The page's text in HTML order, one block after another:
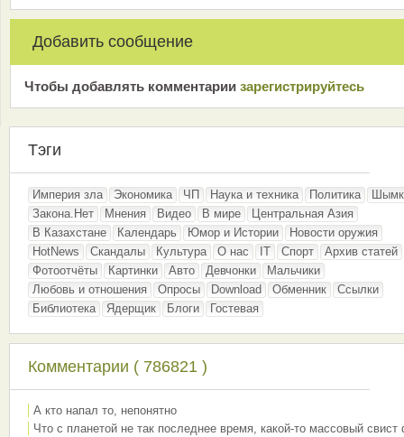
Добавить сообщение
Чтобы добавлять комментарии зарeгиcтрирyйтeсь
Тэги
Империя зла Экономика ЧП Наука и техника Политика
Закона.Нет
Мнения Видео В мире
Центральная Азия
В Казахстане
Календарь Юмор и Истории
Новости оружия
HotNews
Скандалы Культура О нас IT Спорт
Архив статей
Фотоотчёты
Картинки Авто Девчонки
Мальчики
Любовь и отношения
Опросы Download Обменник
Ссылки
Библиотека
Ядерщик Блоги Гостевая
Комментарии ( 786821 )
А кто напал то, непонятно
Что с планетой не так последнее время, какой-то массовый свист